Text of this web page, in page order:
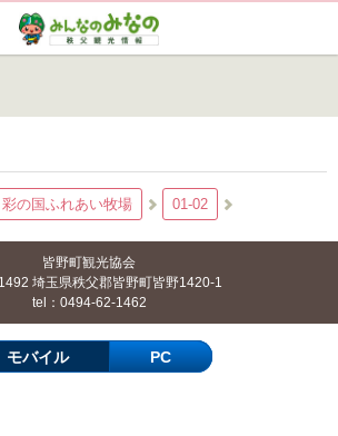
の国ふれあい牧場 01-02
皆野町観光協会
埼玉県秩父郡皆野町皆野1420-1
tel：0494-62-1462
モバイル PC